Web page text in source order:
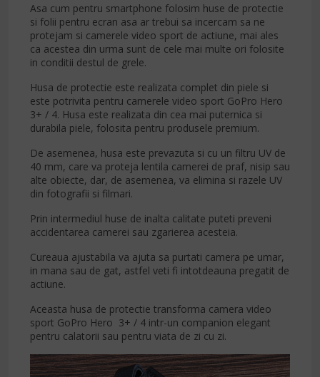
Asa cum pentru smartphone folosim huse de protectie
si folii pentru ecran asa ar trebui sa incercam sa ne
protejam si camerele video sport de actiune, mai ales
ca acestea din urma sunt de cele mai multe ori folosite
in conditii destul de grele.
Husa de protectie este realizata complet din piele si
este potrivita pentru camerele video sport GoPro Hero
3+ / 4. Husa este realizata din cea mai puternica si
durabila piele, folosita pentru produsele premium.
De asemenea, husa este prevazuta si cu un filtru UV de
40 mm, care va proteja lentila camerei de praf, nisip sau
alte obiecte, dar, de asemenea, va elimina si razele UV
din fotografii si filmari.
Prin intermediul huse de inalta calitate puteti preveni
accidentarea camerei sau zgarierea acesteia.
Cureaua ajustabila va ajuta sa purtati camera pe umar,
in mana sau de gat, astfel veti fi intotdeauna pregatit de
actiune.
Aceasta husa de protectie transforma camera video
sport GoPro Hero 3+ / 4 intr-un companion elegant
pentru calatorii sau pentru viata de zi cu zi.